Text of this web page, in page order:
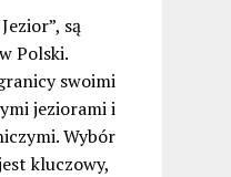
są
Polski.
swoimi
jeziorami i
Wybór
kluczowy,